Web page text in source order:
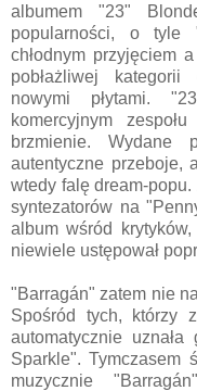
albumem "23"
popularności, o tyle
chłodnym przyjęciem
pobłażliwej
nowymi płytami.
komercyjnym
brzmienie. Wydane
autentyczne przeboje,
wtedy falę dream-
syntezatorów na
album wśród
niewiele ustępował
"Barragán" zatem nie
Spośród tych, którzy
automatycznie
Sparkle". Tymczasem
muzycznie